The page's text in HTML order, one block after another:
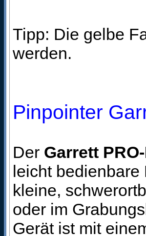
Tipp: Die gelbe
werden.
Pinpointer
Der Garrett
leicht
kleine,
oder im
Gerät ist mit